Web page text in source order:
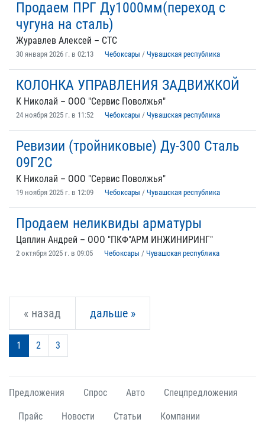
Продаем ПРГ Ду1000мм(переход с
чугуна на сталь)
Журавлев Алексей – CTC
30 января 2026 г. в 02:13 Чебоксары / Чувашская республика
КОЛОНКА УПРАВЛЕНИЯ ЗАДВИЖКОЙ
К Николай – ООО "Сервис Поволжья"
24 ноября 2025 г. в 11:52 Чебоксары / Чувашская республика
Ревизии (тройниковые) Ду-300 Сталь
09Г2С
К Николай – ООО "Сервис Поволжья"
19 ноября 2025 г. в 12:09 Чебоксары / Чувашская республика
Продаем неликвиды арматуры
Цаплин Андрей – ООО "ПКФ"АРМ ИНЖИНИРИНГ"
2 октября 2025 г. в 09:05 Чебоксары / Чувашская республика
« назад дальше »
1 2 3
Предложения Спрос Авто Спецпредложения
Прайс Новости Статьи Компании